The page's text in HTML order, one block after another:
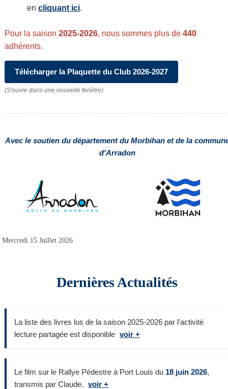
en cliquant ici.
Pour la saison 2025-2026, nous sommes plus de 440
adhérents.
Télécharger la Plaquette du Club 2026-2027
(S'ouvre dans une nouvelle fenêtre)
Avec le soutien du département du Morbihan et de la
d'Arradon
Mercredi 15 Juillet 2026
Dernières Actualités
La liste des livres lus de la saison 2025-2026 par l'activité
lecture partagée est disponible voir +
Le film sur le Rallye Pédestre à Port Louis du 18 juin 2026,
transmis par Claude. voir +